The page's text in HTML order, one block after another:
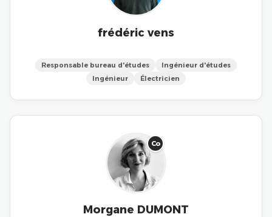
frédéric vens
Responsable bureau d'études
Ingénieur d'études
Ingénieur
Électricien
Co
Morgane DUMONT